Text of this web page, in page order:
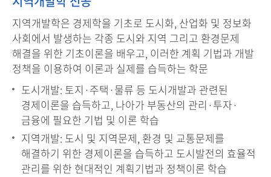
지역개발학은 경제학을 기초로 도시화, 산업화 및 정보화
사회에서 발생하는 각종 도시와 지역 그리고 환경문제
해결을 위한 기초이론을 배우고, 이러한 계획 기법과 개발
정책을 이용하여 이론과 실제를 습득하는 학문
도시개발: 토지·주택·물류 등 도시개발과 관련된
경제이론을 습득하고, 나아가 부동산의 관리·투자·
금융에 필요한 기법 및 이론 학습
지역개발: 도시 및 지역문제, 환경 및 교통문제를
해결하기 위한 경제이론을 습득하고 도시발전의 효율적
관리를 위한 현대적인 계획기법과 정책이론 학습